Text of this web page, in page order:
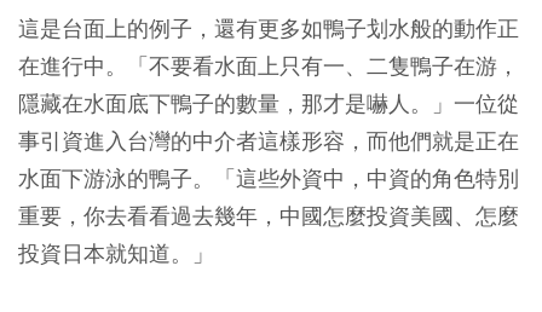
這是台面上的例子，還有更多如鴨子划水般的動作正
在進行中。「不要看水面上只有一、二隻鴨子在游，
隱藏在水面底下鴨子的數量，那才是嚇人。」一位從
事引資進入台灣的中介者這樣形容，而他們就是正在
水面下游泳的鴨子。「這些外資中，中資的角色特別
重要，你去看看過去幾年，中國怎麼投資美國、怎麼
投資日本就知道。」